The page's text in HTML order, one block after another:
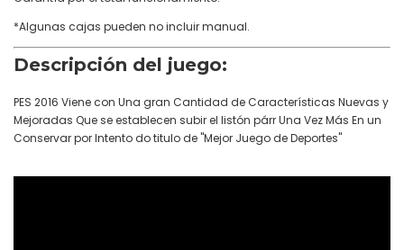
*Algunas cajas pueden no incluir manual.
Descripción del juego:
PES 2016 Viene con Una gran Cantidad de Características Nuevas y
Mejoradas Que se establecen subir el listón párr Una Vez Más En un
Conservar por Intento do titulo de "Mejor Juego de Deportes"